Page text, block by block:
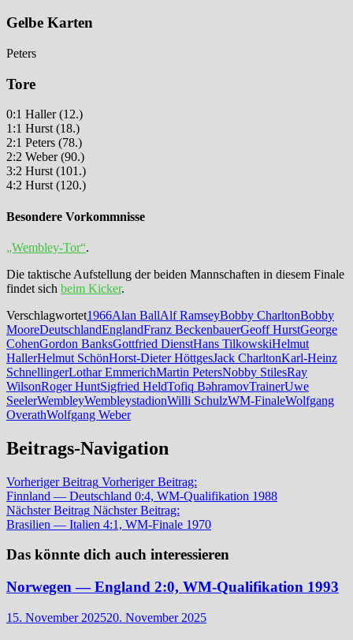
Gelbe Karten
Peters
Tore
0:1 Haller (12.)
1:1 Hurst (18.)
2:1 Peters (78.)
2:2 Weber (90.)
3:2 Hurst (101.)
4:2 Hurst (120.)
Besondere Vorkommnisse
„Wembley-Tor“.
Die taktische Aufstellung der beiden Mannschaften in diesem Finale
findet sich beim Kicker.
Verschlagwortet1966Alan BallAlf RamseyBobby CharltonBobby
MooreDeutschlandEnglandFranz BeckenbauerGeoff HurstGeorge
CohenGordon BanksGottfried DienstHans TilkowskiHelmut
HallerHelmut SchönHorst-Dieter HöttgesJack CharltonKarl-Heinz
SchnellingerLothar EmmerichMartin PetersNobby StilesRay
WilsonRoger HuntSigfried HeldTofiq BəhramovTrainerUwe
SeelerWembleyWembleystadionWilli SchulzWM-FinaleWolfgang
OverathWolfgang Weber
Beitrags-Navigation
Vorheriger Beitrag Vorheriger Beitrag:
Finnland — Deutschland 0:4, WM-Qualifikation 1988
Nächster Beitrag Nächster Beitrag:
Brasilien — Italien 4:1, WM-Finale 1970
Das könnte dich auch interessieren
Norwegen — England 2:0, WM-Qualifikation 1993
15. November 202520. November 2025